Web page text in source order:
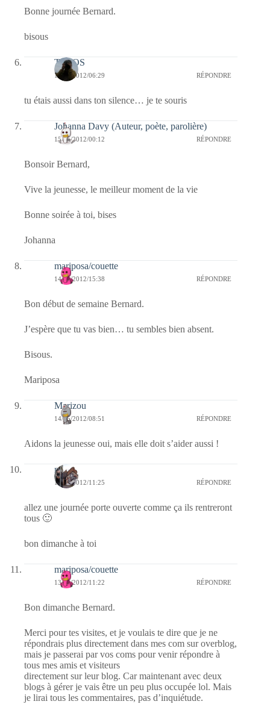
Bonne journée Bernard.
bisous
TELOS
15/05/2012/06:29 RÉPONDRE
tu étais aussi dans ton silence… je te souris
Johanna Davy (Auteur, poète, parolière)
15/05/2012/00:12 RÉPONDRE
Bonsoir Bernard,
Vive la jeunesse, le meilleur moment de la vie
Bonne soirée à toi, bises
Johanna
mariposa/couette
14/05/2012/15:38 RÉPONDRE
Bon début de semaine Bernard.
J’espère que tu vas bien… tu sembles bien absent.
Bisous.
Mariposa
Marizou
14/05/2012/08:51 RÉPONDRE
Aidons la jeunesse oui, mais elle doit s’aider aussi !
noelp
13/05/2012/11:25 RÉPONDRE
allez une journée porte ouverte comme ça ils rentreront
tous 🙂
bon dimanche à toi
mariposa/couette
13/05/2012/11:22 RÉPONDRE
Bon dimanche Bernard.
Merci pour tes visites, et je voulais te dire que je ne
répondrais plus directement dans mes com sur overblog,
mais je passerai par vos coms pour venir répondre à
tous mes amis et visiteurs
directement sur leur blog. Car maintenant avec deux
blogs à gérer je vais être un peu plus occupée lol. Mais
je lirai tous les commentaires, pas d’inquiétude.